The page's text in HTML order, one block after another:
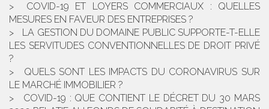
COVID-19 ET LOYERS COMMERCIAUX : QUELLES
MESURES EN FAVEUR DES ENTREPRISES ?
LA GESTION DU DOMAINE PUBLIC SUPPORTE-T-ELLE
LES SERVITUDES CONVENTIONNELLES DE DROIT PRIVÉ
?
QUELS SONT LES IMPACTS DU CORONAVIRUS SUR
LE MARCHÉ IMMOBILIER ?
COVID-19 : QUE CONTIENT LE DÉCRET DU 30 MARS